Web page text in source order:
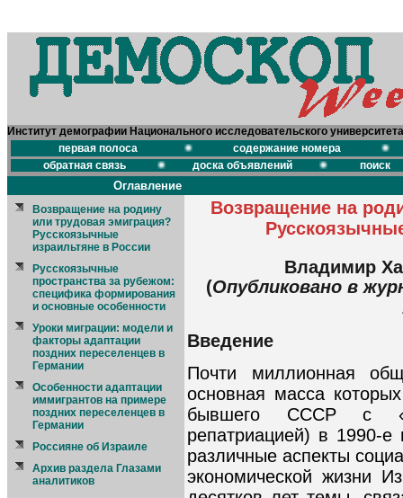
Институт демографии Национального исследовательского
первая полоса
содержание номера
обратная связь
доска объявлений поиск
Оглавление
Возвращение на родину
или трудовая эмиграция?
Русскоязычные
израильтяне в России
Русскоязычные
пространства за рубежом:
специфика формирования
и основные особенности
Уроки миграции: модели и
факторы адаптации
поздних переселенцев в
Германии
Особенности адаптации
иммигрантов на примере
поздних переселенцев в
Германии
Россияне об Израиле
Архив раздела Глазами
аналитиков
Возвращение на
Владимир
(Опубликовано в
Введение
Почти миллионная
основная масса
бывшего СССР с
репатриацией) в 1990-е
различные аспекты
экономической жизни